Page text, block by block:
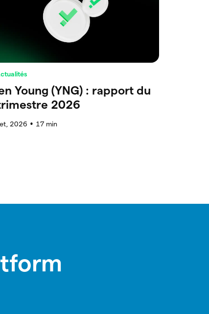
Young (YNG) : rapport du
2026
2026 ● 17 min